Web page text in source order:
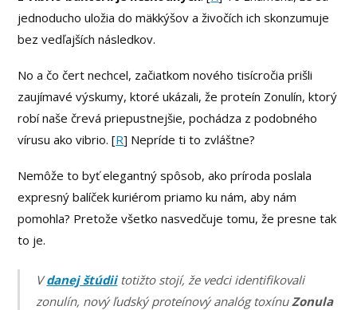
jednoducho uložia do mäkkýšov a živočích ich skonzumuje
bez vedľajších následkov.
No a čo čert nechcel, začiatkom nového tisícročia prišli
zaujímavé výskumy, ktoré ukázali, že proteín Zonulín, ktorý
robí naše črevá priepustnejšie, pochádza z podobného
vírusu ako vibrio. [R] Nepríde ti to zvláštne?
Nemôže to byť elegantný spôsob, ako príroda poslala
expresný balíček kuriérom priamo ku nám, aby nám
pomohla? Pretože všetko nasvedčuje tomu, že presne tak
to je.
Vdanej štúdiitotižto stojí, že vedci identifikovali
zonulín, nový ľudský proteínový analóg toxínuZonula